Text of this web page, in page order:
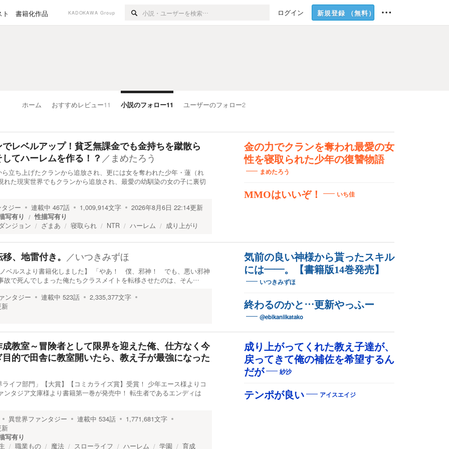
書籍化作品 KADOKAWA Group ログイン 新規登録 （無料）
ホーム おすすめレビュー11 小説のフォロー11 ユーザーのフォロー2
レベルアップ！貧乏無課金でも金持ちを蹴散ら
てハーレムを作る！？ ／ まめたろう
立ち上げたクランから追放され、更には女を奪われた少年・蓮（れ
れた現実世界でもクランから追放され、最愛の幼馴染の女の子に裏切
ジー 連載中 467話 1,009,914文字 2026年8月6日 22:14更新
写有り
性描写有り
ンジョン
ざまあ 寝取られ NTR ハーレム 成り上がり
金の力でクランを奪われ最愛の女
性を寝取られた少年の復讐物語
まめたろう
MMOはいいぞ！ いち佳
、地雷付き。 ／いつきみずほ
ノベルスより書籍化しました】 「やあ！ 僕、邪神！ でも、悪い邪神
故で死んでしまった俺たちクラスメイトを転移させたのは、そん…
ンタジー
連載中 523話 2,335,377文字
気前の良い神様から貰ったスキル
には――。【書籍版14巻発売】
いつきみずほ
終わるのかと…更新やっふー
@ebikaniikatako
教室～冒険者として限界を迎えた俺、仕方なく今
的で田舎に教室開いたら、教え子が最強になった
イフ部門」【大賞】【コミカライズ賞】受賞！ 少年エース様よりコ
ンタジア文庫様より書籍第一巻が発売中！ 転生者であるエンディは
異世界ファンタジー 連載中 534話 1,771,681文字
写有り
職業もの 魔法 スローライフ ハーレム 学園 育成
成り上がってくれた教え子達が、
戻ってきて俺の補佐を希望するん
だが
紗沙
テンポが良い アイスエイジ